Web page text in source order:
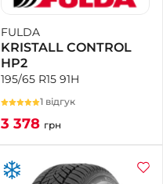
FULDA
KRISTALL CONTROL
HP2
195/65 R15 91H
1 відгук
3 378 грн